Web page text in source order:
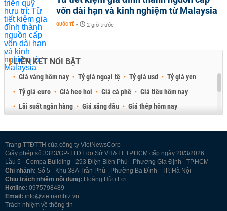
vốn dài hạn và kinh nghiệm từ Malaysia
QUỐC TẾ - 2 giờ trước
LIÊN KẾT NỔI BẬT
Giá vàng hôm nay Tỷ giá ngoại tệ Tỷ giá usd
Tỷ giá yen
Tỷ giá euro
Giá heo hơi Giá cà phê
Giá tiêu hôm nay
Lãi suất ngân hàng
Giá xăng dầu
Giá thép hôm nay
Trang TTĐTTH của công ty VietNewsCorp
Giấy phép số 3323/GP-TTĐT do Sở VH&TT TP.HCM cấp ngày 20/3/2026
Lầu 5 - Compa Building - 293 Điện Biên Phủ - Phường Gia Định - TP.HCM
Chi nhánh: Số 5 - Khu 38A Trần Phú - Phường Ba Đình - TP. Hà Nội
Chịu trách nhiệm nội dung: Hoàng Hữu Lợi
Hotline: 0975798489
Email: info@vietnambiz.vn
Trách nhiệm về thông tin